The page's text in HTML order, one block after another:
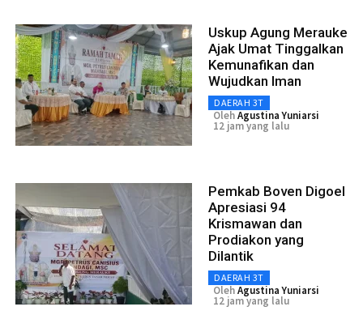
Uskup Agung Merauke
Ajak Umat Tinggalkan
Kemunafikan dan
Wujudkan Iman
DAERAH 3T
OlehAgustina Yuniarsi
12 jam yang lalu
Pemkab Boven Digoel
Apresiasi 94
Krismawan dan
Prodiakon yang
Dilantik
DAERAH 3T
OlehAgustina Yuniarsi
12 jam yang lalu